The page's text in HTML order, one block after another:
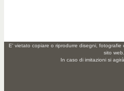
E' vietato copiare o riprodurre disegni,
sito web.
In caso di imitazioni si